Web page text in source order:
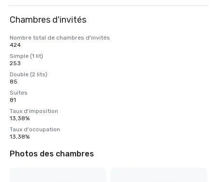
Chambres d'invités
Nombre total de chambres d'invités
424
Simple (1 lit)
253
Double (2 lits)
85
Suites
81
Taux d'imposition
13,38%
Taux d'occupation
13,38%
Photos des chambres